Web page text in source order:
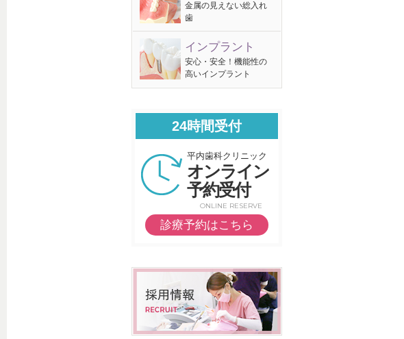
金属の見えない総入れ
歯
インプラント
安心・安全！機能性の
高いインプラント
24時間受付
平内歯科クリニック
オンライン
予約受付
ONLINE RESERVE
診療予約はこちら